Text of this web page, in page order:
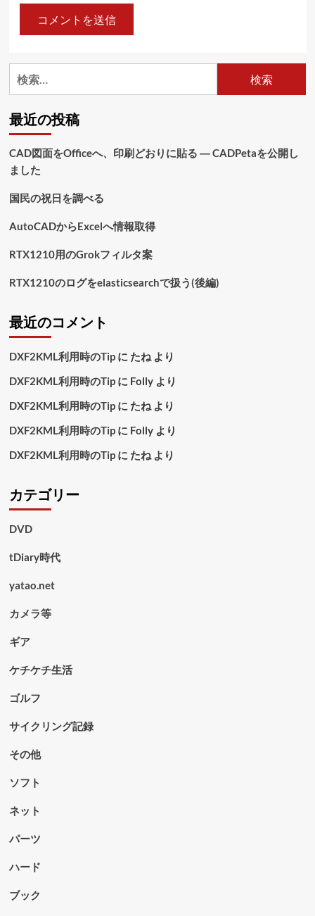
検
索:
最近の投稿
CAD図面をOfficeへ、印刷どおりに貼る ― CADPetaを公開し
ました
国民の祝日を調べる
AutoCADからExcelへ情報取得
RTX1210用のGrokフィルタ案
RTX1210のログをelasticsearchで扱う(後編)
最近のコメント
DXF2KML利用時のTipに たねより
DXF2KML利用時のTipに Follyより
DXF2KML利用時のTipに たねより
DXF2KML利用時のTipに Follyより
DXF2KML利用時のTipに たねより
カテゴリー
DVD
tDiary時代
yatao.net
カメラ等
ギア
ケチケチ生活
ゴルフ
サイクリング記録
その他
ソフト
ネット
パーツ
ハード
ブック